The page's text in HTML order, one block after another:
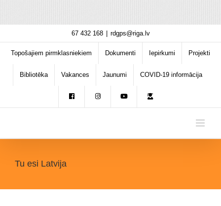
content
67 432 168 rdgps@riga.lv
Topošajiem pirmklasniekiem Dokumenti Iepirkumi Projekti
Bibliotēka Vakances Jaunumi COVID-19 informācija
Tu esi Latvija